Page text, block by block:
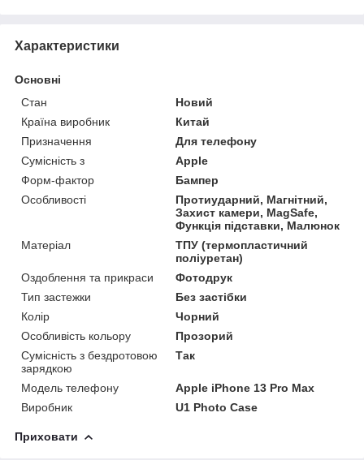
Характеристики
Основні
Стан
Новий
Країна виробник
Китай
Призначення
Для телефону
Сумісність з
Apple
Форм-фактор
Бампер
Особливості
Протиударний, Магнітний,
Захист камери, MagSafe,
Функція підставки, Малюнок
Матеріал
ТПУ (термопластичний
поліуретан)
Оздоблення та прикраси
Фотодрук
Тип застежки
Без застібки
Колір
Чорний
Особливість кольору
Прозорий
Сумісність з бездротовою
зарядкою
Так
Модель телефону
Apple iPhone 13 Pro Max
Виробник
U1 Photo Case
Приховати